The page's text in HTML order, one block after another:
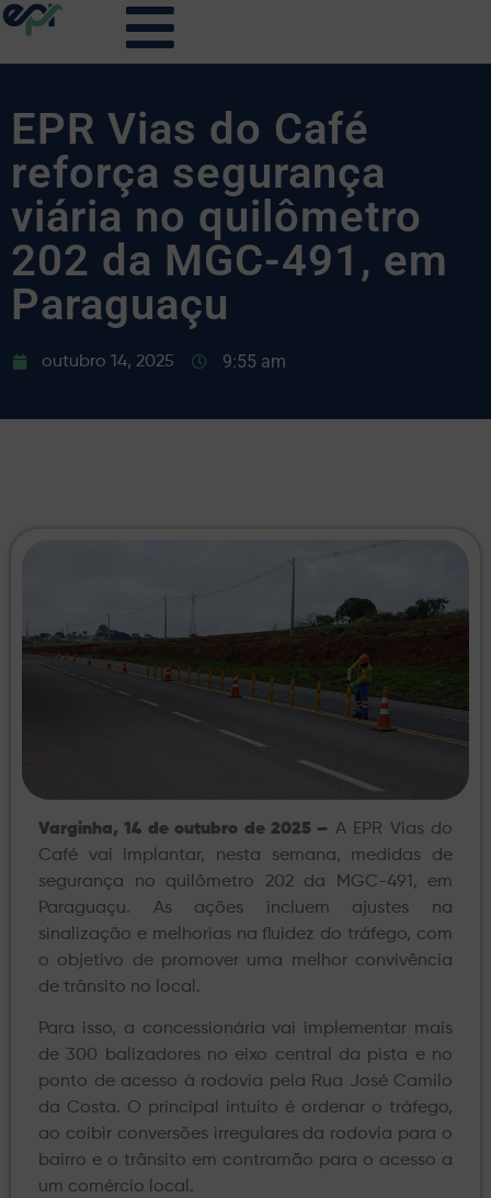
EPR Vias do Café
reforça segurança
viária no quilômetro
202 da MGC-491, em
Paraguaçu
outubro 14, 2025 9:55 am
Varginha, 14 de outubro de 2025 – A EPR Vias do
Café vai implantar, nesta semana, medidas de
segurança no quilômetro 202 da MGC-491, em
Paraguaçu. As ações incluem ajustes na
sinalização e melhorias na fluidez do tráfego, com
o objetivo de promover uma melhor convivência
de trânsito no local.
Para isso, a concessionária vai implementar mais
de 300 balizadores no eixo central da pista e no
ponto de acesso à rodovia pela Rua José Camilo
da Costa. O principal intuito é ordenar o tráfego,
ao coibir conversões irregulares da rodovia para o
bairro e o trânsito em contramão para o acesso a
um comércio local.